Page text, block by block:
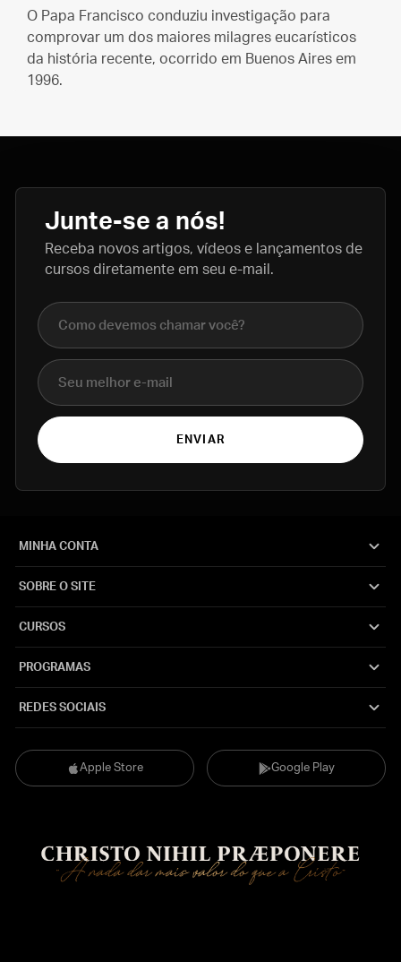
O Papa Francisco conduziu investigação para
comprovar um dos maiores milagres eucarísticos
da história recente, ocorrido em Buenos Aires em
1996.
Junte-se a nós!
Receba novos artigos, vídeos e lançamentos de
cursos diretamente em seu e-mail.
Nome completo
E-mail
ENVIAR
Apple Store Google Play
MINHA CONTA
SOBRE O SITE
CURSOS
PROGRAMAS
REDES SOCIAIS